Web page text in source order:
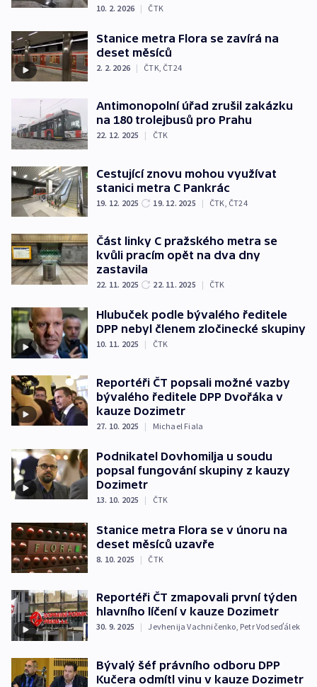
10. 2. 2026 | ČTK
Stanice metra Flora se zavírá na
deset měsíců
2. 2. 2026 | ČTK ČT24
Antimonopolní úřad zrušil zakázku
na 180 trolejbusů pro Prahu
22. 12. 2025 | ČTK
Cestující znovu mohou využívat
stanici metra C Pankrác
19. 12. 2025 19. 12. 2025 | ČTK ČT24
Část linky C pražského metra se
kvůli pracím opět na dva dny
zastavila
22. 11. 2025 22. 11. 2025 | ČTK
Hlubuček podle bývalého ředitele
DPP nebyl členem zločinecké skupiny
10. 11. 2025 | ČTK
Reportéři ČT popsali možné vazby
bývalého ředitele DPP Dvořáka v
kauze Dozimetr
27. 10. 2025 | Michael Fiala
Podnikatel Dovhomilja u soudu
popsal fungování skupiny z kauzy
Dozimetr
13. 10. 2025 | ČTK
Stanice metra Flora se v únoru na
deset měsíců uzavře
8. 10. 2025 | ČTK
Reportéři ČT zmapovali první týden
hlavního líčení v kauze Dozimetr
30. 9. 2025 | Jevhenija Vachničenko, Petr Vodseďálek
Bývalý šéf právního odboru DPP
Kučera odmítl vinu v kauze Dozimetr